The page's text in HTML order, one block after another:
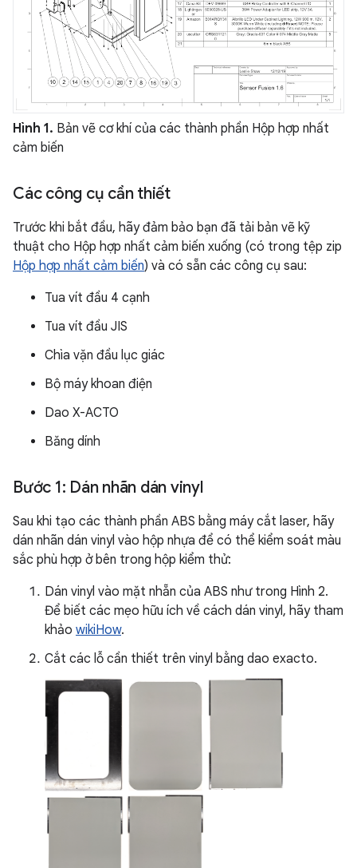
Hình 1. Bản vẽ cơ khí của các thành phần Hộp hợp nhất
cảm biến
Các công cụ cần thiết
Trước khi bắt đầu, hãy đảm bảo bạn đã tải bản vẽ kỹ
thuật cho Hộp hợp nhất cảm biến xuống (có trong tệp zip
Hộp hợp nhất cảm biến) và có sẵn các công cụ sau:
Tua vít đầu 4 cạnh
Tua vít đầu JIS
Chìa vặn đầu lục giác
Bộ máy khoan điện
Dao X-ACTO
Băng dính
Bước 1: Dán nhãn dán vinyl
Sau khi tạo các thành phần ABS bằng máy cắt laser, hãy
dán nhãn dán vinyl vào hộp nhựa để có thể kiểm soát màu
sắc phù hợp ở bên trong hộp kiểm thử:
Dán vinyl vào mặt nhẵn của ABS như trong Hình 2.
Để biết các mẹo hữu ích về cách dán vinyl, hãy tham
khảo wikiHow.
Cắt các lỗ cần thiết trên vinyl bằng dao exacto.